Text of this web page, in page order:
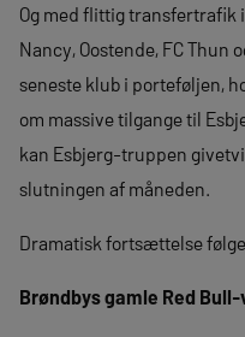
Og med flittig transfertrafik
Nancy, Oostende, FC Thun
seneste klub i porteføljen,
om massive tilgange til
kan Esbjerg-truppen
slutningen af måneden.
Dramatisk fortsættelse
Brøndbys gamle Red